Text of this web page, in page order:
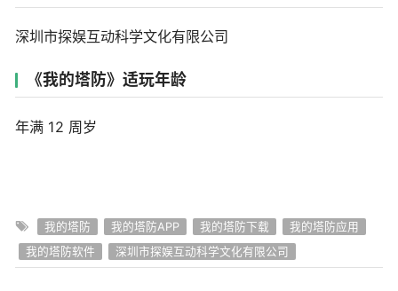
深圳市探娱互动科学文化有限公司
《我的塔防》适玩年龄
年满 12 周岁
我的塔防 我的塔防APP 我的塔防下载
我的塔防应用
我的塔防软件
深圳市探娱互动科学文化有限公司